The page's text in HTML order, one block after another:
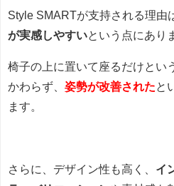
Style SMARTが支持される理由
が実感しやすいという点にあり
椅子の上に置いて座るだけとい
かわらず、 姿勢が改善された と
ます。
さらに、デザイン性も高く、 イ